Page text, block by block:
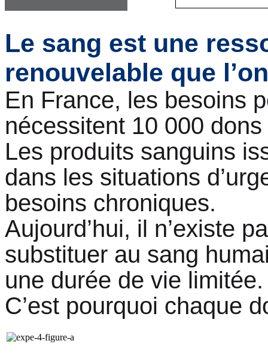
Le sang est une
renouvelable que
En France, les besoins
nécessitent 10 000
Les produits sanguins
dans les situations
besoins chroniques.
Aujourd’hui, il n’existe
substituer au sang
une durée de vie
C’est pourquoi chaque